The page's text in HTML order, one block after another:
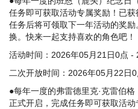
任务即可获取活动专属奖励！已
任务后将可领取下一年活动的奖
换。快来一起支持喜欢的角色吧！
活动时间：2026年05月21日0点 -
二次开放时间：2026年05月22日
●每年一度的弗雷德里克·克雷伯
正式开启，完成任务即可获取活